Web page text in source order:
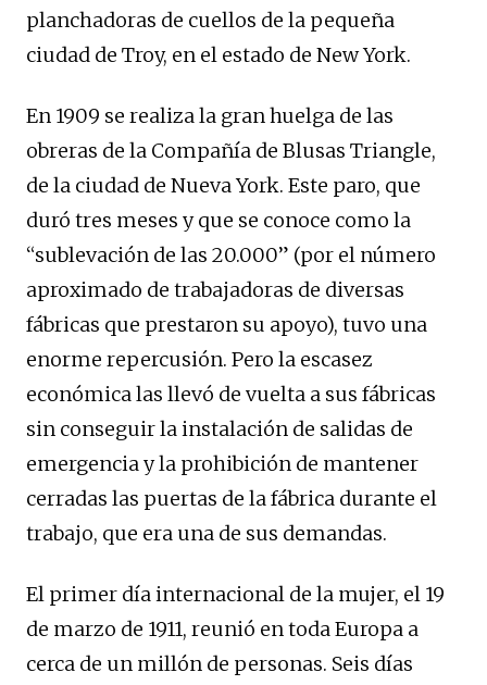
planchadoras de cuellos de la pequeña
ciudad de Troy, en el estado de New York.
En 1909 se realiza la gran huelga de las
obreras de la Compañía de Blusas Triangle,
de la ciudad de Nueva York. Este paro, que
duró tres meses y que se conoce como la
“sublevación de las 20.000” (por el número
aproximado de trabajadoras de diversas
fábricas que prestaron su apoyo), tuvo una
enorme repercusión. Pero la escasez
económica las llevó de vuelta a sus fábricas
sin conseguir la instalación de salidas de
emergencia y la prohibición de mantener
cerradas las puertas de la fábrica durante el
trabajo, que era una de sus demandas.
El primer día internacional de la mujer, el 19
de marzo de 1911, reunió en toda Europa a
cerca de un millón de personas. Seis días